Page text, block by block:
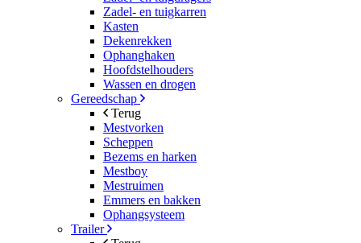
Zadel- en tuigkarren
Kasten
Dekenrekken
Ophanghaken
Hoofdstelhouders
Wassen en drogen
Gereedschap
Terug
Mestvorken
Scheppen
Bezems en harken
Mestboy
Mestruimen
Emmers en bakken
Ophangsysteem
Trailer